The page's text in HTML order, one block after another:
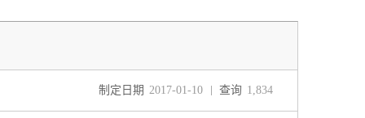
查询 1,834
制定日期 2017-01-10